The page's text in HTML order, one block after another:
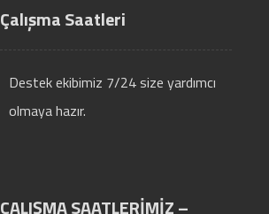
Çalışma Saatleri
Destek ekibimiz 7/24 size yardımcı
olmaya hazır.
ÇALIŞMA SAATLERİMİZ –